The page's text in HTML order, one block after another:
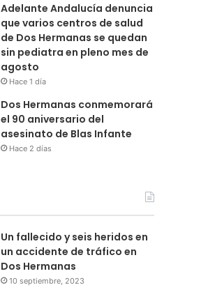
Adelante Andalucía denuncia
que varios centros de salud
de Dos Hermanas se quedan
sin pediatra en pleno mes de
agosto
Hace 1 día
Dos Hermanas conmemorará
el 90 aniversario del
asesinato de Blas Infante
Hace 2 días
Un fallecido y seis heridos en
un accidente de tráfico en
Dos Hermanas
10 septiembre, 2023